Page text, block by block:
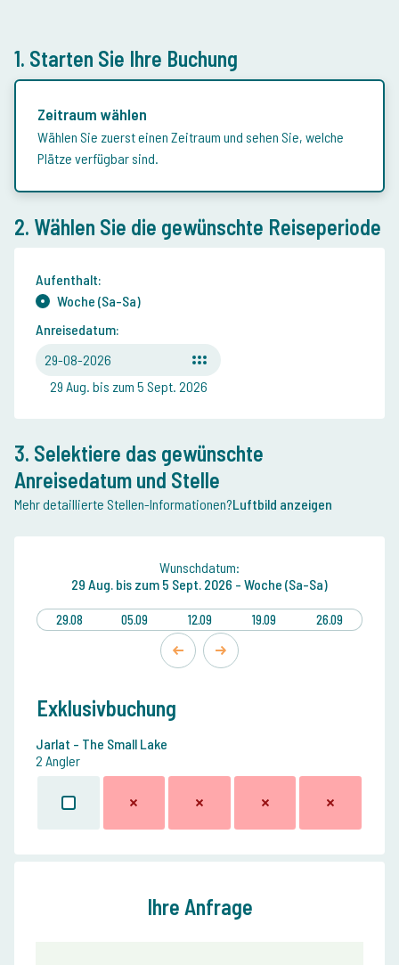
1. Starten Sie Ihre Buchung
Zeitraum wählen
Wählen Sie zuerst einen Zeitraum und sehen Sie, welche
Plätze verfügbar sind.
2. Wählen Sie die gewünschte Reiseperiode
Aufenthalt:
Woche (Sa-Sa)
Anreisedatum:
29-08-2026
29 Aug. bis zum 5 Sept. 2026
3. Selektiere das gewünschte
Anreisedatum und Stelle
Mehr detaillierte Stellen-Informationen?Luftbild anzeigen
Wunschdatum:
29 Aug. bis zum 5 Sept. 2026 - Woche (Sa-Sa)
29.08 05.09 12.09 19.09 26.09
Exklusivbuchung
Jarlat - The Small Lake
2 Angler
Ihre Anfrage